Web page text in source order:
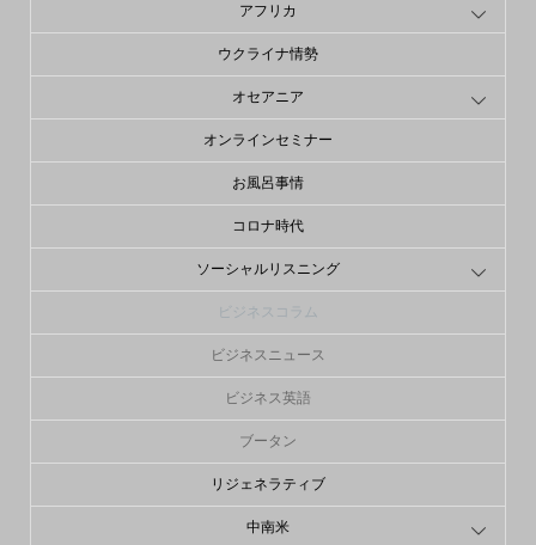
アフリカ
ウクライナ情勢
オセアニア
オンラインセミナー
お風呂事情
コロナ時代
ソーシャルリスニング
ビジネスコラム
ビジネスニュース
ビジネス英語
ブータン
リジェネラティブ
中南米